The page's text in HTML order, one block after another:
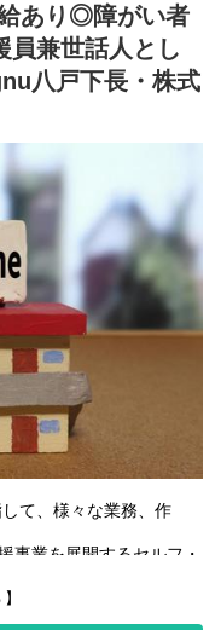
サービス。
）】
活する力や困難を解決
ス。
生活の困りごとをサポ
うに支援していくのが
有スペースの掃除
介護の作業はありませ
あり◎障がい者
員兼世話人とし
八戸下長・株式
て、様々な業務、作
事業を展開するセルフ・
ットワークを活かし、